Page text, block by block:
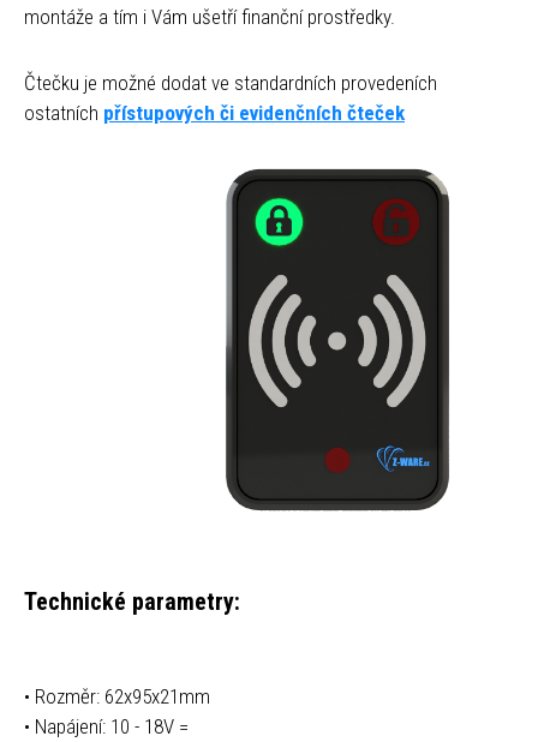
montáže a tím i Vám ušetří finanční prostředky.
Čtečku je možné dodat ve standardních provedeních
ostatních přístupových či evidenčních čteček
Technické parametry:
• Rozměr: 62x95x21mm
• Napájení: 10 - 18V =